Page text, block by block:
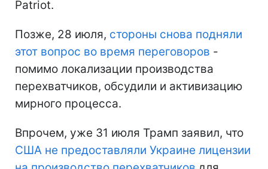
Patriot.
Позже, 28 июля, стороны снова подняли
этот вопрос во время переговоров -
помимо локализации производства
перехватчиков, обсудили и активизацию
мирного процесса.
Впрочем, уже 31 июля Трамп заявил, что
США не предоставляли Украине лицензии